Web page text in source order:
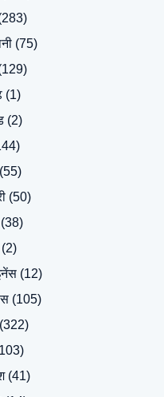
(75)
(1)
(2)
(55)
(50)
(2)
(12)
(105)
(322)
(41)